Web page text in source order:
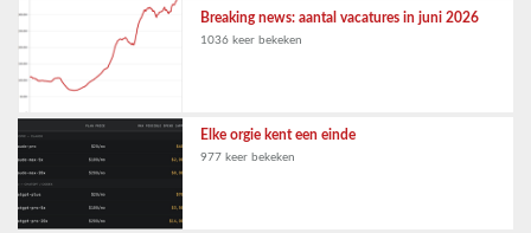
Breaking news: aantal vacatures in juni 2026
1036 keer bekeken
Elke orgie kent een einde
977 keer bekeken